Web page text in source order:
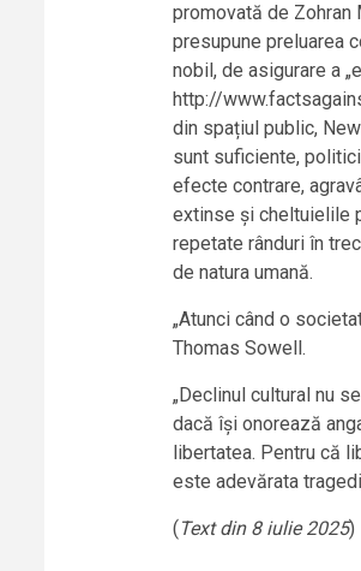
promovată de Zohran
presupune preluarea
nobil, de asigurare a
http://
din spațiul public,
sunt suficiente,
efecte contrare,
extinse și cheltuielile
repetate rânduri în
de natura umană.
„Atunci când o
Thomas Sowell.
„Declinul cultural nu
dacă își onorează
libertatea. Pentru că
este adevărata
( Text din 8 iulie 2025)